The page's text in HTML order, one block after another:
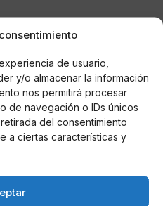
de usuario,
y/o almacenar la información
nos permitirá procesar
de navegación o IDs únicos
del consentimiento
a ciertas características y
que existía en el espacio
el rol que cumplía la